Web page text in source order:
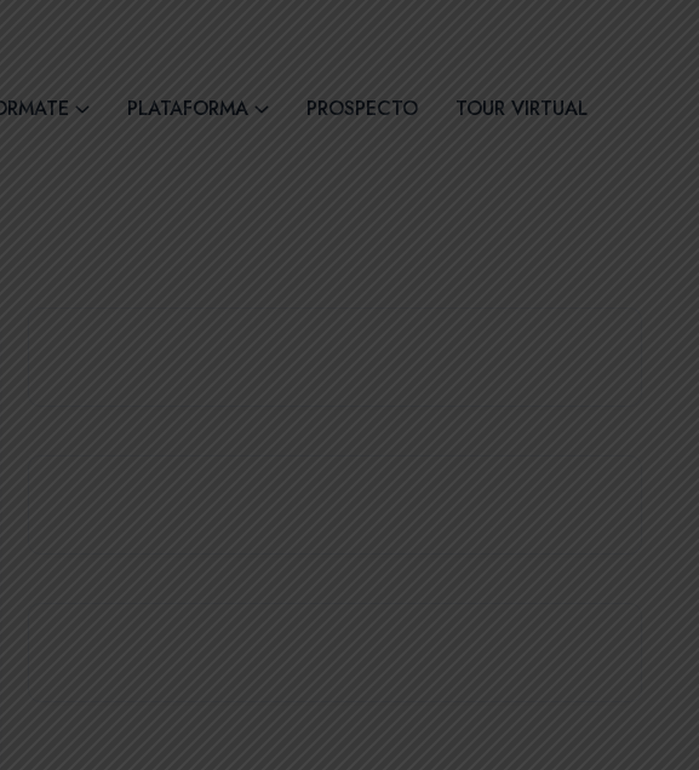
PLATAFORMA PROSPECTO TOUR VIRTUAL